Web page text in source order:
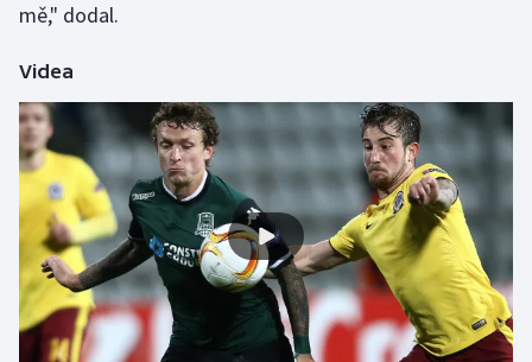
Lezení
Moderní pětiboj
Motorsport
Olympijské hry
Parasport
mě," dodal.
Videa